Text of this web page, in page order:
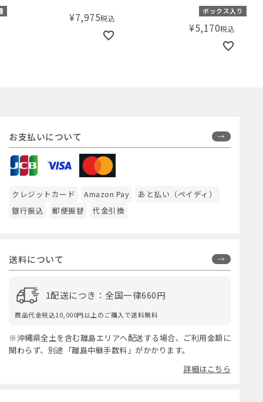
ろタオルとママとお揃いス
タイ＆ベルトカバーセット
（モミ柄/ホワイト）【ギフ
¥7,975税込
ボックス入り
¥5,170税込
リ
お支払いについて
クレジットカード Amazon Pay
あと払い（ペイディ）
銀行振込
郵便振替 代金引換
送料について
1配送につき：全国一律660円
商品代金税込10,000円以上のご購入で送料無料
※沖縄県全土を含む離島エリアへ配送する場合、ご利用金額に
関わらず、別途「離島中継手数料」がかかります。
詳細はこちら